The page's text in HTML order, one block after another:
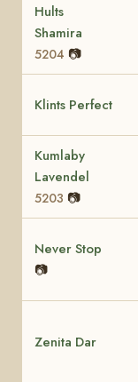
Hults
Shamira
5204 📷
Klints Perfect
Kumlaby
Lavendel
5203 📷
Never Stop
📷
Zenita Dar